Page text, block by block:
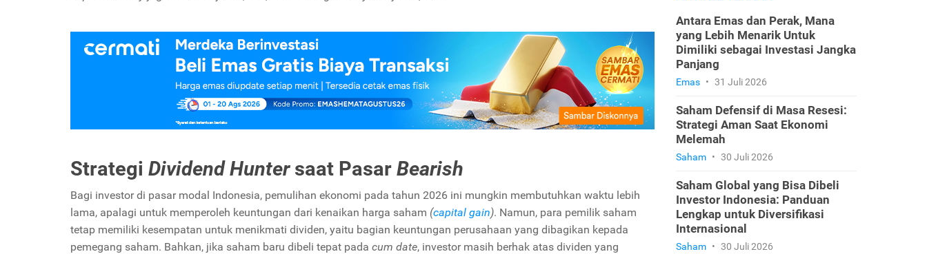
Strategi Dividend Huntersaat Pasar Bearish
Bagi investor di pasar modal Indonesia, pemulihan ekonomi pada tahun 2026 ini mungkin membutuhkan waktu lebih
lama, apalagi untuk memperoleh keuntungan dari kenaikan harga saham (capital gain). Namun, para pemilik saham
tetap memiliki kesempatan untuk menikmati dividen, yaitu bagian keuntungan perusahaan yang dibagikan kepada
pemegang saham. Bahkan, jika saham baru dibeli tepat pada cum date, investor masih berhak atas dividen yang
Antara Emas dan Perak, Mana
yang Lebih Menarik Untuk
Dimiliki sebagai Investasi Jangka
Panjang
Emas • 31 Juli 2026
Saham Defensif di Masa Resesi:
Strategi Aman Saat Ekonomi
Melemah
Saham • 30 Juli 2026
Saham Global yang Bisa Dibeli
Investor Indonesia: Panduan
Lengkap untuk Diversifikasi
Internasional
Saham • 30 Juli 2026